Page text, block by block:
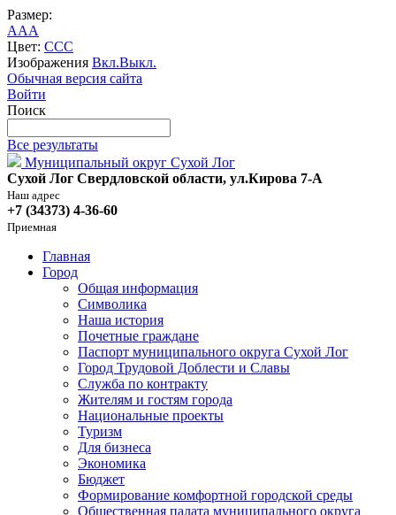
Размер:
AAA
Цвет: CCC
Изображения Вкл.Выкл.
Обычная версия сайта
Войти
Поиск
Все результаты
Муниципальный округ Сухой Лог
Сухой Лог Свердловской области, ул.Кирова 7-А
Наш адрес
+7 (34373) 4-36-60
Приемная
Главная
Город
Общая информация
Символика
Наша история
Почетные граждане
Паспорт муниципального округа Сухой Лог
Город Трудовой Доблести и Славы
Служба по контракту
Жителям и гостям города
Национальные проекты
Туризм
Для бизнеса
Экономика
Бюджет
Формирование комфортной городской среды
Общественная палата муниципального округа